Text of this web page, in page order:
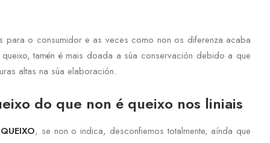
o consumidor e as veces como non os diferenza acaba
tamén é mais doada a súa conservación debido a que
altas na súa elaboración.
do que non é queixo nos liniais
QUEIXO, se non o indica, desconfiemos totalmente, aínda que